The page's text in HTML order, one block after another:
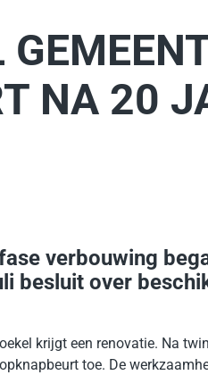
NA 20
verbouwing
besluit over
krijgt een renovatie. Na
toe. De